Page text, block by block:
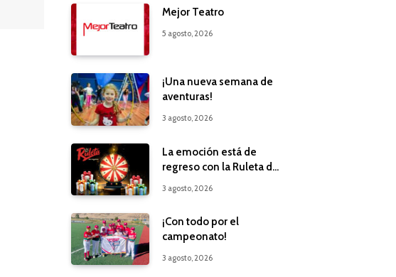
Mejor Teatro
5 agosto, 2026
¡Una nueva semana de
aventuras!
3 agosto, 2026
La emoción está de
regreso con la Ruleta de
3 agosto, 2026
¡Con todo por el
campeonato!
3 agosto, 2026